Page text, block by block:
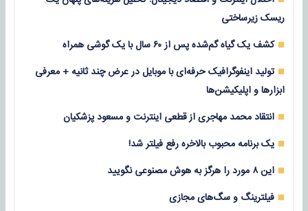
ریسک زیرساختی
کشف یک گیاه گم‌شده پس از ۶۰ سال با یک گوشی همراه
تولید اینفوگرافیک حرفه‌ای با موبایل در عرض چند ثانیه + معرفی
ابزارها و اپلیکیشن‌ها
انتقاد محمد مهاجری از قطعی اینترنت و مسعود پزشکیان
یک برنامه محبوب بالاخره رفع فیلتر شد!
این ۸ مورد را هرگز به هوش مصنوعی نگویید
فیلترینگ و سگ‌های مجازی